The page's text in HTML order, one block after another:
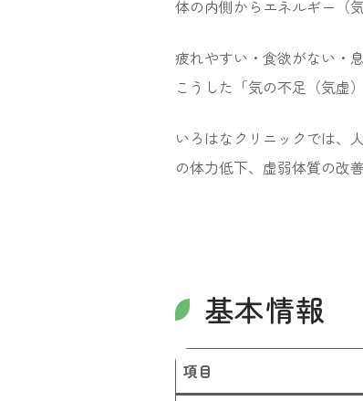
体の内側からエネルギー（
疲れやすい・食欲がない・
こうした「気の不足（気虚
いろはなクリニックでは、
の体力低下、虚弱体質の改
基本情報
項目